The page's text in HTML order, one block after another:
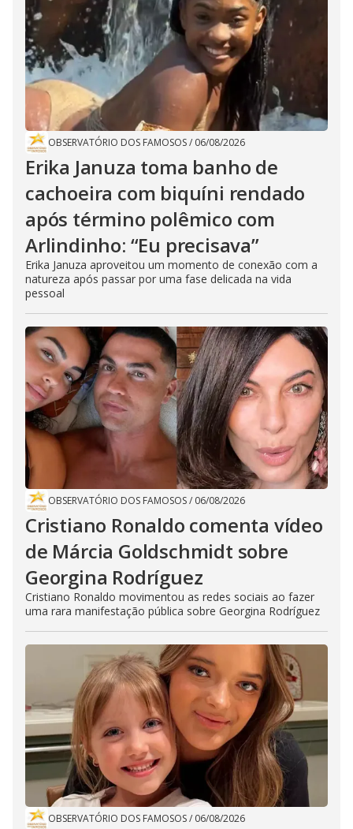
OBSERVATÓRIO DOS FAMOSOS/ 06/08/2026
Erika Januza toma banho de
cachoeira com biquíni rendado
após término polêmico com
Arlindinho: “Eu precisava”
Erika Januza aproveitou um momento de conexão com a
natureza após passar por uma fase delicada na vida
pessoal
OBSERVATÓRIO DOS FAMOSOS/ 06/08/2026
Cristiano Ronaldo comenta vídeo
de Márcia Goldschmidt sobre
Georgina Rodríguez
Cristiano Ronaldo movimentou as redes sociais ao fazer
uma rara manifestação pública sobre Georgina Rodríguez
OBSERVATÓRIO DOS FAMOSOS/ 06/08/2026